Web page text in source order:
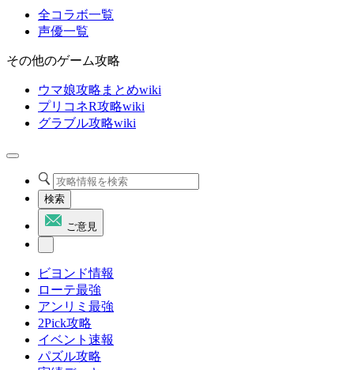
全コラボ一覧
声優一覧
その他のゲーム攻略
ウマ娘攻略まとめwiki
プリコネR攻略wiki
グラブル攻略wiki
検索
ご意見
ビヨンド情報
ローテ最強
アンリミ最強
2Pick攻略
イベント速報
パズル攻略